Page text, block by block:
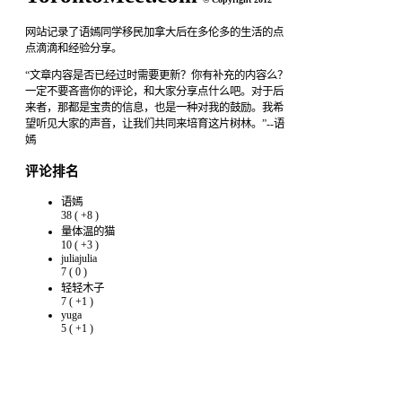
网站记录了语嫣同学移民加拿大后在多伦多的生活的点
点滴滴和经验分享。
“文章内容是否已经过时需要更新？你有补充的内容么？
一定不要吝啬你的评论，和大家分享点什么吧。对于后
来者，那都是宝贵的信息，也是一种对我的鼓励。我希
望听见大家的声音，让我们共同来培育这片树林。”--语
嫣
评论排名
语嫣
38 ( +8 )
量体温的猫
10 ( +3 )
juliajulia
7 ( 0 )
轻轻木子
7 ( +1 )
yuga
5 ( +1 )